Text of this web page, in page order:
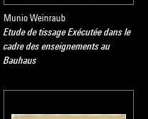
Munio Weinraub
Etude de tissage Exécutée dans le
cadre des enseignements au
Bauhaus